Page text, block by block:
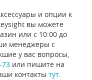
и опции к
вы можете
или с 10:00 до
менеджеры с
у вас вопросы,
73 или пишите на
контакты тут.